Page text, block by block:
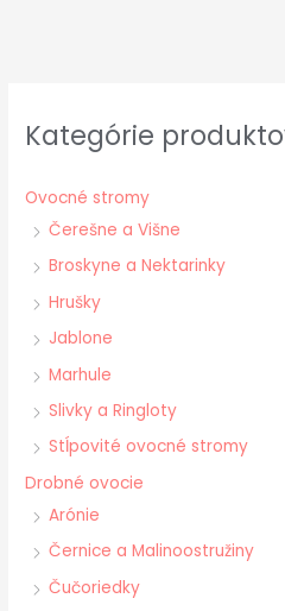
Kategórie
Ovocné stromy
Čerešne a Višne
Broskyne a Nektarinky
Hrušky
Jablone
Marhule
Slivky a Ringloty
Stĺpovité ovocné stromy
Drobné ovocie
Arónie
Černice a Malinoostružiny
Čučoriedky